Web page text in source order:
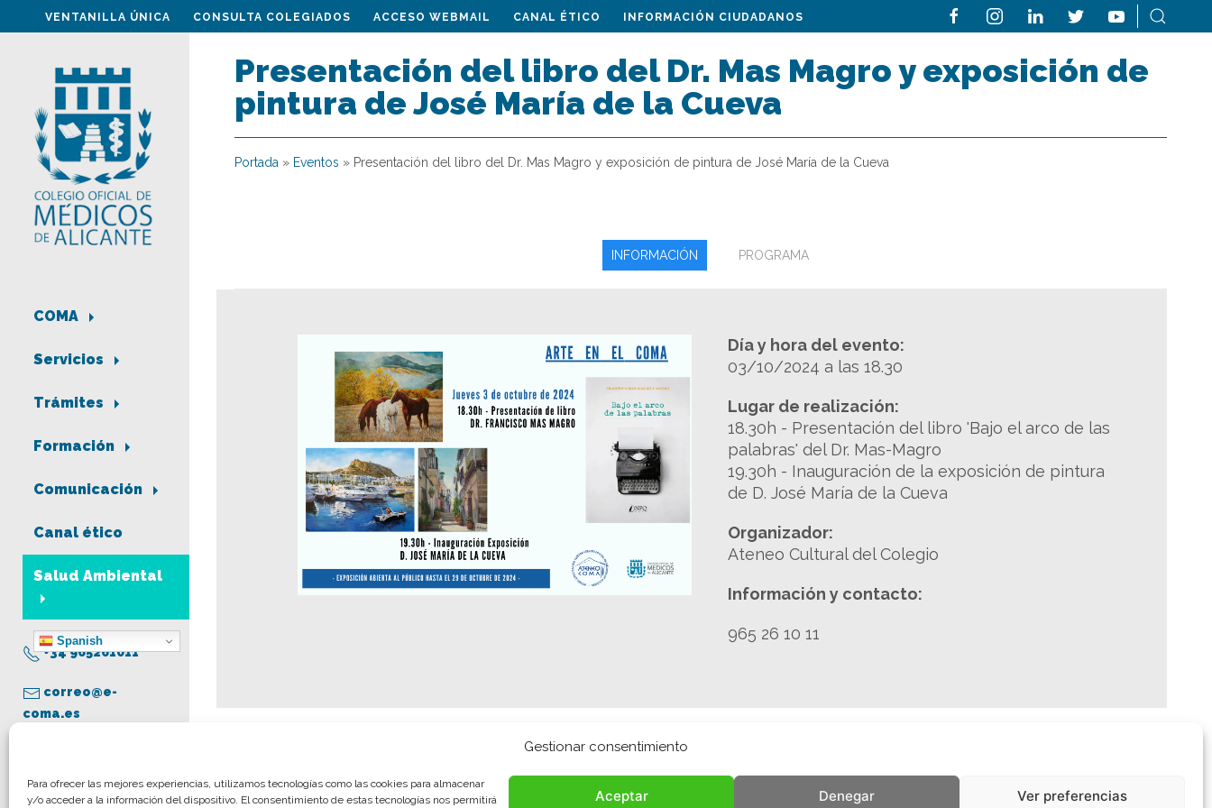
Gestionar consentimiento
Para ofrecer las mejores experiencias, utilizamos tecnologías como las cookies para almacenar
y/o acceder a la información del dispositivo. El consentimiento de estas tecnologías nos permitirá
Aceptar Denegar Ver preferencias
VENTANILLA ÚNICA CONSULTA COLEGIADOS ACCESO WEBMAIL CANAL ÉTICO INFORMACIÓN CIUDADANOS
COMA
Servicios
Trámites
Formación
Comunicación
Canal ético
Salud Ambiental
Spanish
+34 965261011
correo@e-
coma.es
Aviso legal
Presentación del libro del Dr. Mas Magro y exposición de
pintura de José María de la Cueva
Portada » Eventos » Presentación del libro del Dr. Mas Magro y exposición de pintura de José María de la Cueva
INFORMACIÓN PROGRAMA
Día y hora del evento:
03/10/2024 a las 18.30
Lugar de realización:
18.30h - Presentación del libro 'Bajo el arco de las
palabras' del Dr. Mas-Magro
19.30h - Inauguración de la exposición de pintura
de D. José María de la Cueva
Organizador:
Ateneo Cultural del Colegio
Información y contacto:
965 26 10 11